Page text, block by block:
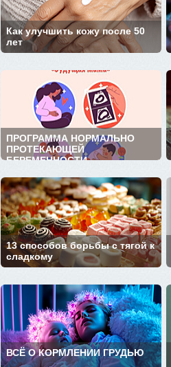
Как улучшить кожу после 50
лет
ПРОГРАММА НОРМАЛЬНО
ПРОТЕКАЮЩЕЙ
БЕРЕМЕННОСТИ ...
13 способов борьбы с тягой к
сладкому
ВСЁ О КОРМЛЕНИИ ГРУДЬЮ